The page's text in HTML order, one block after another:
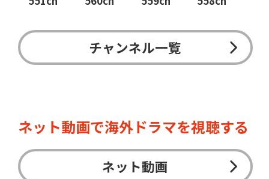
チャンネル一覧
ネット動画で海外ドラマを視聴する
ネット動画